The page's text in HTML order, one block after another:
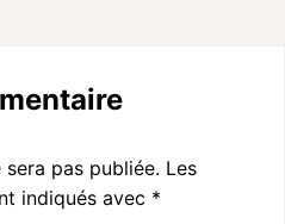
pas publiée. Les
indiqués avec *